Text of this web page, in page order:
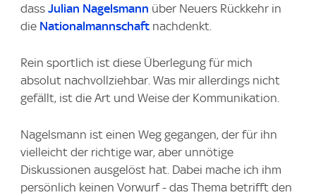
dass Julian Nagelsmann über Neuers Rückkehr in
die Nationalmannschaft nachdenkt.
Rein sportlich ist diese Überlegung für mich
absolut nachvollziehbar. Was mir allerdings nicht
gefällt, ist die Art und Weise der Kommunikation.
Nagelsmann ist einen Weg gegangen, der für ihn
vielleicht der richtige war, aber unnötige
Diskussionen ausgelöst hat. Dabei mache ich ihm
persönlich keinen Vorwurf - das Thema betrifft den